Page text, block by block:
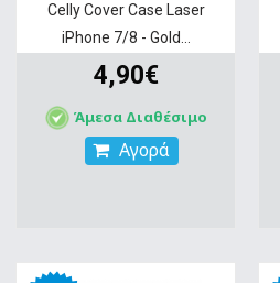
Celly Cover Case Laser
iPhone 7/8 - Gold...
4,90€
Άμεσα Διαθέσιμο
Αγορά